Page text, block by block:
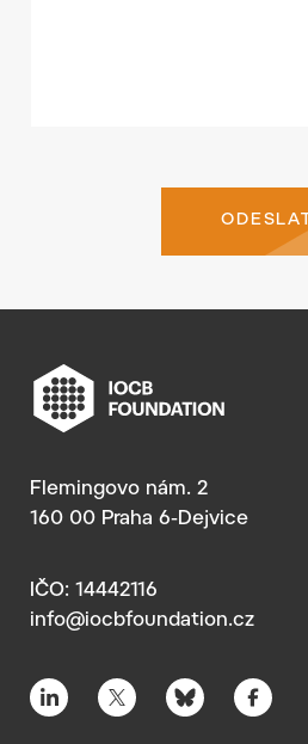
ODESLAT
Flemingovo nám. 2
160 00 Praha 6-Dejvice
IČO: 14442116
info@iocbfoundation.cz